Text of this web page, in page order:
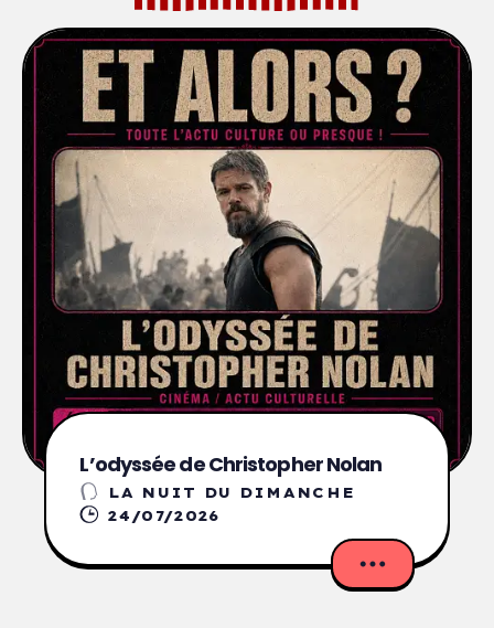
L’odyssée de Christopher Nolan
LA NUIT DU DIMANCHE
24/07/2026